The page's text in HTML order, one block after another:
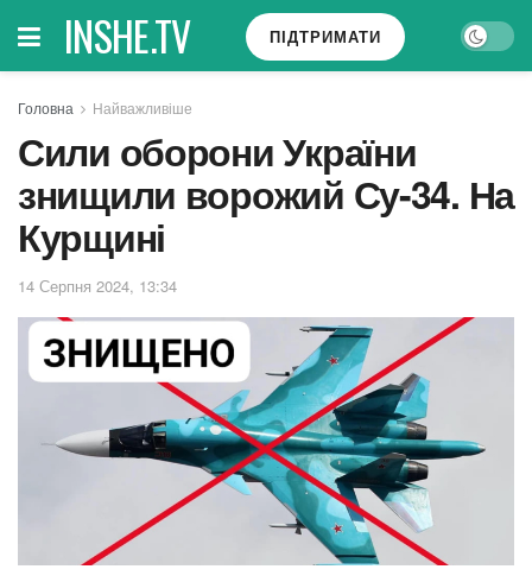
INSHE.TV ПІДТРИМАТИ
Головна Найважливіше
Сили оборони України
знищили ворожий Су-34. На
Курщині
14 Серпня 2024, 13:34